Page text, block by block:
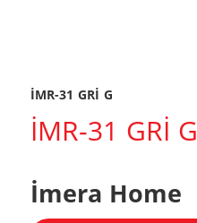
İMR-31 GRİ G
İMR-31 GRİ G
İmera Home